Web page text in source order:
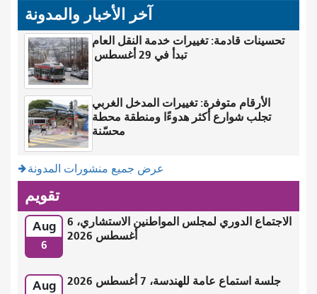
آخر الأخبار والمدونة
تحسينات قادمة: تغييرات خدمة النقل العام
تبدأ في 29 أغسطس
الأرقام متوفرة: تغييرات المدخل الغربي
تجلب شوارع أكثر هدوءًا ومنطقة محطة
محسّنة
عرض جميع منشورات المدونة
تقويم
Aug
6
الاجتماع الدوري لمجلس المواطنين الاستشاري، 6
أغسطس 2026
Aug جلسة استماع عامة للهندسة، 7 أغسطس 2026